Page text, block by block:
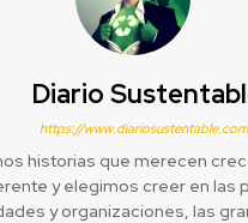
Diario
https://
historias que merecen
y elegimos creer en las
y organizaciones, las